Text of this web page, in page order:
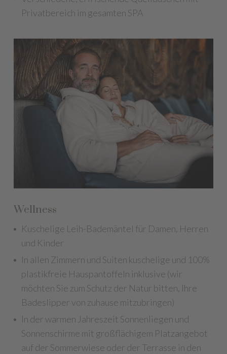
Privatbereich im gesamten SPA
Wellness
Kuschelige Leih-Bademäntel für Damen, Herren
und Kinder
In allen Zimmern und Suiten kuschelige und 100%
plastikfreie Hauspantoffeln inklusive (wir
möchten Sie zum Schutz der Natur bitten, Ihre
Badeslipper von zuhause mitzubringen)
In der warmen Jahreszeit Sonnenliegen und
Sonnenschirme mit großflächigem Platzangebot
auf der Sommerwiese oder der Terrasse in den